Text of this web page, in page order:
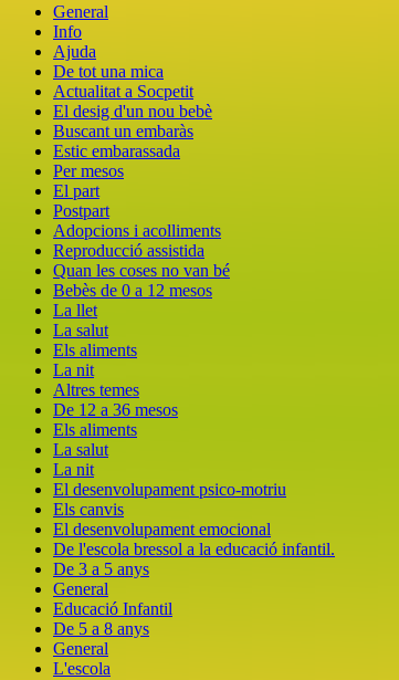
General
Info
Ajuda
De tot una mica
Actualitat a Socpetit
El desig d'un nou bebè
Buscant un embaràs
Estic embarassada
Per mesos
El part
Postpart
Adopcions i acolliments
Reproducció assistida
Quan les coses no van bé
Bebès de 0 a 12 mesos
La llet
La salut
Els aliments
La nit
Altres temes
De 12 a 36 mesos
Els aliments
La salut
La nit
El desenvolupament psico-motriu
Els canvis
El desenvolupament emocional
De l'escola bressol a la educació infantil.
De 3 a 5 anys
General
Educació Infantil
De 5 a 8 anys
General
L'escola